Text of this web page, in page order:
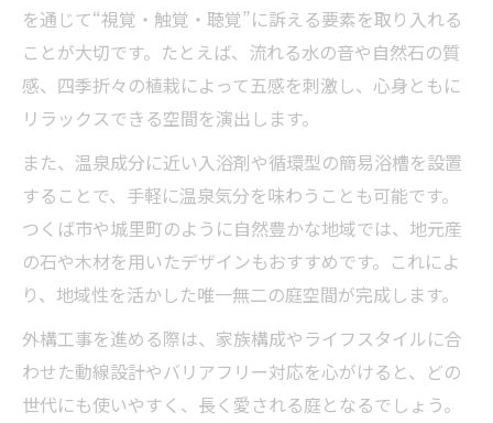
を通じて“視覚・触覚・聴覚”に訴える要素を取り入れる
ことが大切です。たとえば、流れる水の音や自然石の質
感、四季折々の植栽によって五感を刺激し、心身ともに
リラックスできる空間を演出します。
また、温泉成分に近い入浴剤や循環型の簡易浴槽を設置
することで、手軽に温泉気分を味わうことも可能です。
つくば市や城里町のように自然豊かな地域では、地元産
の石や木材を用いたデザインもおすすめです。これによ
り、地域性を活かした唯一無二の庭空間が完成します。
外構工事を進める際は、家族構成やライフスタイルに合
わせた動線設計やバリアフリー対応を心がけると、どの
世代にも使いやすく、長く愛される庭となるでしょう。